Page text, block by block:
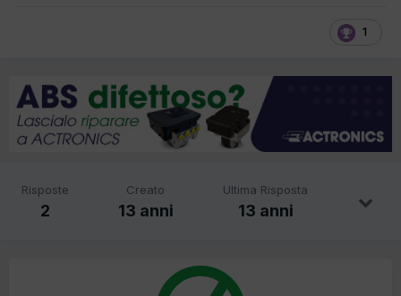
1
Risposte
2
Creato
13 anni
Ultima Risposta
13 anni